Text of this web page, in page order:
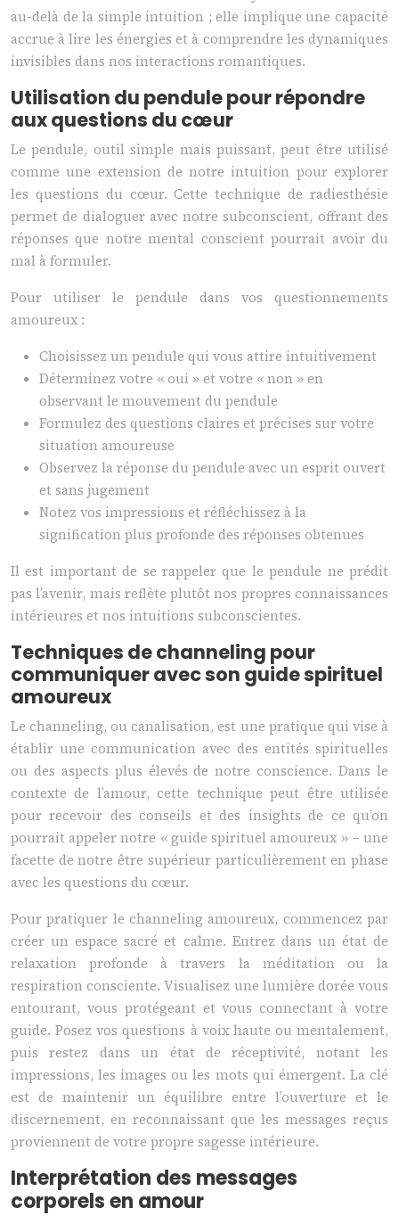
au-delà de la simple intuition ; elle implique une capacité
accrue à lire les énergies et à comprendre les dynamiques
invisibles dans nos interactions romantiques.
Utilisation du pendule pour répondre
aux questions du cœur
Le pendule, outil simple mais puissant, peut être utilisé
comme une extension de notre intuition pour explorer
les questions du cœur. Cette technique de radiesthésie
permet de dialoguer avec notre subconscient, offrant des
réponses que notre mental conscient pourrait avoir du
mal à formuler.
Pour utiliser le pendule dans vos questionnements
amoureux :
Choisissez un pendule qui vous attire intuitivement
Déterminez votre « oui » et votre « non » en
observant le mouvement du pendule
Formulez des questions claires et précises sur votre
situation amoureuse
Observez la réponse du pendule avec un esprit ouvert
et sans jugement
Notez vos impressions et réfléchissez à la
signification plus profonde des réponses obtenues
Il est important de se rappeler que le pendule ne prédit
pas l’avenir, mais reflète plutôt nos propres connaissances
intérieures et nos intuitions subconscientes.
Techniques de channeling pour
communiquer avec son guide spirituel
amoureux
Le channeling, ou canalisation, est une pratique qui vise à
établir une communication avec des entités spirituelles
ou des aspects plus élevés de notre conscience. Dans le
contexte de l’amour, cette technique peut être utilisée
pour recevoir des conseils et des insights de ce qu’on
pourrait appeler notre « guide spirituel amoureux » – une
facette de notre être supérieur particulièrement en phase
avec les questions du cœur.
Pour pratiquer le channeling amoureux, commencez par
créer un espace sacré et calme. Entrez dans un état de
relaxation profonde à travers la méditation ou la
respiration consciente. Visualisez une lumière dorée vous
entourant, vous protégeant et vous connectant à votre
guide. Posez vos questions à voix haute ou mentalement,
puis restez dans un état de réceptivité, notant les
impressions, les images ou les mots qui émergent. La clé
est de maintenir un équilibre entre l’ouverture et le
discernement, en reconnaissant que les messages reçus
proviennent de votre propre sagesse intérieure.
Interprétation des messages
corporels en amour